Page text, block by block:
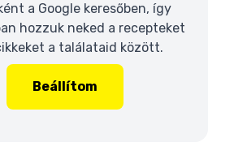
a Google keresőben, így
hozzuk neked a recepteket
a találataid között.
Beállítom